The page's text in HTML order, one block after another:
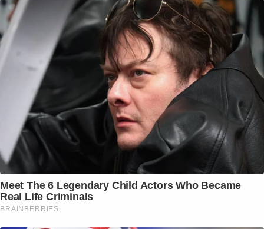
Meet The 6 Legendary Child Actors Who Became
Real Life Criminals
BRAINBERRIES